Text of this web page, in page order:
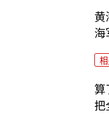
黄
海
算
把